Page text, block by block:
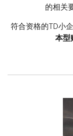
的相关
符合资格的TD小
本型